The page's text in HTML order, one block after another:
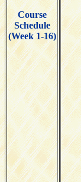
Course
Schedule
(Week 1-16)